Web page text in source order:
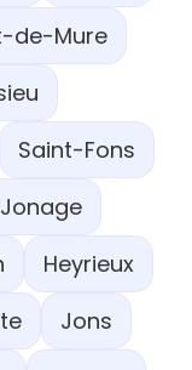
de-Mure
Saint-Fons
Jonage
Heyrieux
Jons